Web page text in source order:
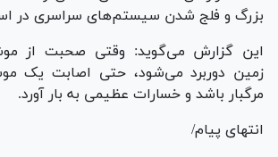
بزرگ و فلج شدن سیستم‌های سراسری در
این گزارش می‌گوید: وقتی صحبت از
زمین دوربرد می‌شود، حتی اصابت یک
مرگبار باشد و خسارات عظیمی به بار آورد.
انتهای پیام/